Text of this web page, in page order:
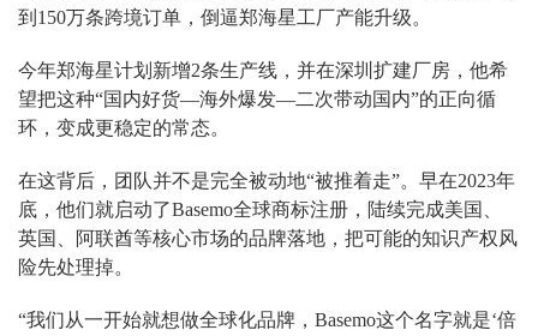
到150万条跨境订单，倒逼郑海星工厂产能升级。
今年郑海星计划新增2条生产线，并在深圳扩建厂房，他希
望把这种“国内好货—海外爆发—二次带动国内”的正向循
环，变成更稳定的常态。
在这背后，团队并不是完全被动地“被推着走”。早在2023年
底，他们就启动了Basemo全球商标注册，陆续完成美国、
英国、阿联酋等核心市场的品牌落地，把可能的知识产权风
险先处理掉。
“我们从一开始就想做全球化品牌，Basemo这个名字就是‘倍